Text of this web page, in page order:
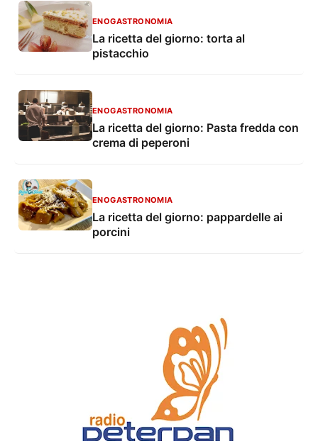
ENOGASTRONOMIA
La ricetta del giorno: torta al
pistacchio
ENOGASTRONOMIA
La ricetta del giorno: Pasta fredda con
crema di peperoni
ENOGASTRONOMIA
La ricetta del giorno: pappardelle ai
porcini